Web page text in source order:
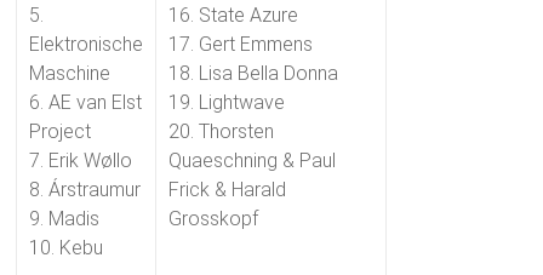
5.
Elektronische
Maschine
6. AE van Elst
Project
7. Erik Wøllo
8. Árstraumur
9. Madis
10. Kebu
16. State Azure
17. Gert Emmens
18. Lisa Bella Donna
19. Lightwave
20. Thorsten
Quaeschning & Paul
Frick & Harald
Grosskopf